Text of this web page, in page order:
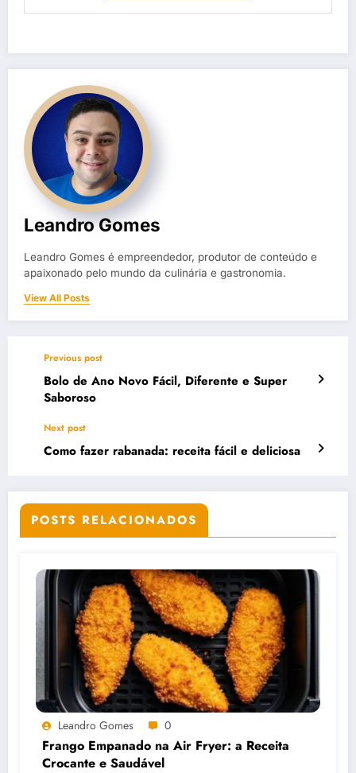
Leandro Gomes
Leandro Gomes é empreendedor, produtor de conteúdo e
apaixonado pelo mundo da culinária e gastronomia.
View All Posts
Previous post
Bolo de Ano Novo Fácil, Diferente e Super
Saboroso
Next post
Como fazer rabanada: receita fácil e deliciosa
POSTS RELACIONADOS
Leandro Gomes 0
Frango Empanado na Air Fryer: a Receita
Crocante e Saudável